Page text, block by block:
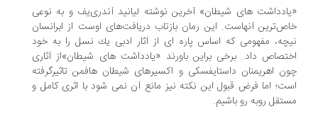
های شیطان» آخرین نوشته لیانید آندری‌یف و به نوعی
آنهاست. این رمان بازتاب دریافت‌های اوست از ابرانسان
مفهومی كه اساس پاره ای از آثار ادبی یك نسل را به خود
داد. برخی براین باورند «یادداشت های شیطان»از آثاری
اهریمنان داستایفسكی و اكسیرهای شیطان هافمن تاثیرگرفته
اما فرض قبول این نکته نیز مانع آن نمی شود با اثری كامل و
روبه رو باشیم.